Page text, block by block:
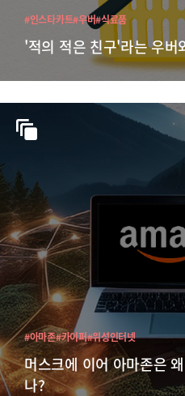
'적의 적은 친구'라는 우버
#인스타카트#우버#식료품
머스크에 이어 아마존은
나?
#아마존#카이퍼#위성인터넷